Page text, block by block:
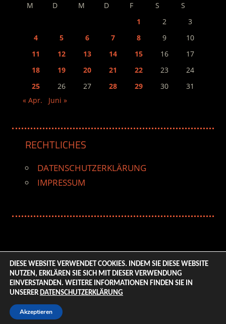
M D M D F S
S
1
2
3
4
5 6 7 8 9
10
11
12 13 14 15 16
17
18
19 20 21 22 23
24
25
26 27 28 29 30
31
« Apr.
Juni »
RECHTLICHES
DATENSCHUTZERKLÄRUNG
IMPRESSUM
© 2026 ENTERTAINMENT BASE – Life & Style Magazine.
All Rights Reserved. | Based on
DIESE WEBSITE VERWENDET COOKIES. INDEM SIE DIESE WEBSITE
NUTZEN, ERKLÄREN SIE SICH MIT DIESER VERWENDUNG
EINVERSTANDEN. WEITERE INFORMATIONEN FINDEN SIE IN
UNSERER DATENSCHUTZERKLÄRUNG
Akzeptieren